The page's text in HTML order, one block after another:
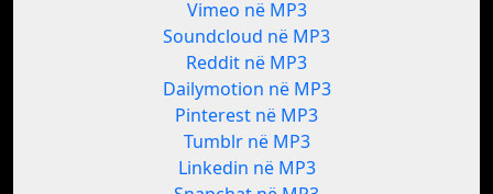
Vimeo në MP3
Soundcloud në MP3
Reddit në MP3
Dailymotion në MP3
Pinterest në MP3
Tumblr në MP3
Linkedin në MP3